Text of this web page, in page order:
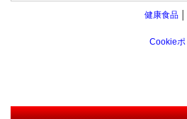
健康食品
Cookieポ